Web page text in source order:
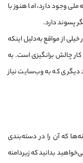
وجود دارد، اما هنوز با
پسوند دارد.
از مواقع به‌دلیل اینکه
چالش برانگیزی است. به
دیگری که به وب‌سایت نیاز
که آن را در دسته‌بندی
بدانید که زیردامنه